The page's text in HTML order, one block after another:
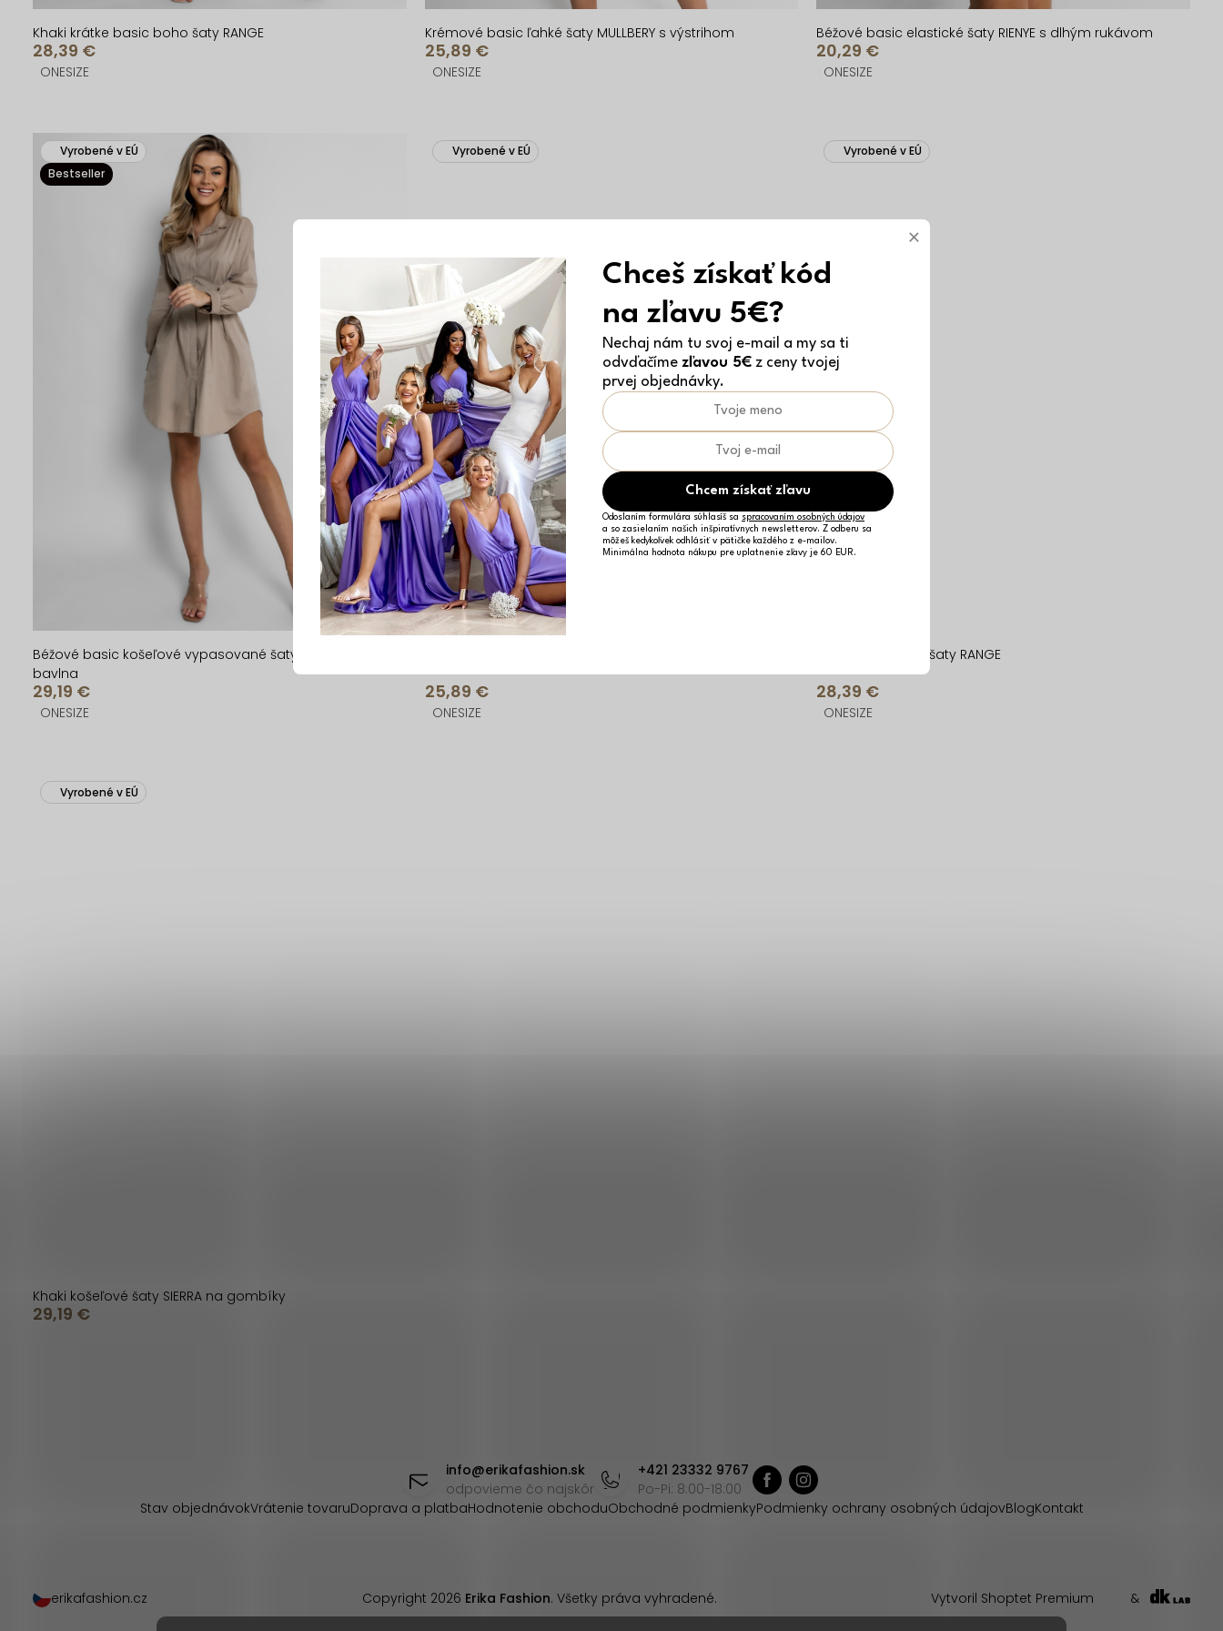
v
v
Khaki krátke basic boho šaty RANGE
28,39 €
ONESIZE
Krémové basic ľahké šaty MULLBERY s výstrihom
25,89 €
ONESIZE
Béžové basic elastické šaty RIENYE s dlhým rukávom
20,29 €
ONESIZE
Vyrobené v EÚ
Bestseller
Béžové basic košeľové vypasované šaty SIERRA 95%
bavlna
29,19 €
ONESIZE
Vyrobené v EÚ
25,89 €
ONESIZE
Vyrobené v EÚ
Biele basic boho šaty RANGE
28,39 €
ONESIZE
Vyrobené v EÚ
Khaki košeľové šaty SIERRA na gombíky
29,19 €
i
info@erikafashion.sk
odpovieme čo najskôr
+421 23332 9767
Po-Pi: 8:00-18:00
Stav objednávokVrátenie tovaruDoprava a platbaHodnotenie obchoduObchodné podmienkyPodmienky ochrany osobných údajovBlogKontakt
Vytvoril Shoptet Premium &
Copyright 2026 Erika Fashion. Všetky práva vyhradené.
erikafashion.cz
×
Chceš získať kód
na zľavu 5€?
Nechaj nám tu svoj e-mail a my sa ti
odvďačíme zľavou 5€ z ceny tvojej
prvej objednávky.
Chcem získať zľavu
Odoslaním formulára súhlasíš sa spracovaním osobných údajov
a so zasielaním našich inšpiratívnych newsletterov. Z odberu sa
môžeš kedykoľvek odhlásiť v pätičke každého z e-mailov.
Minimálna hodnota nákupu pre uplatnenie zľavy je 60 EUR.